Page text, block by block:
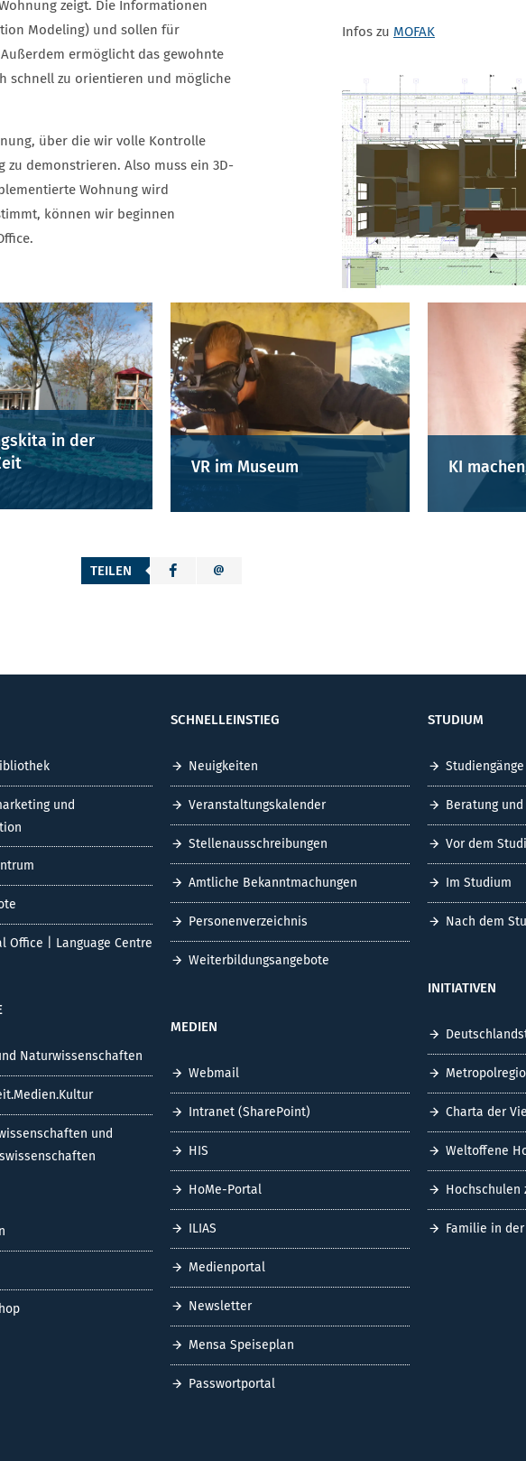
zeigt. Die Informationen
Modeling) und sollen für
ermöglicht das gewohnte
schnell zu orientieren und mögliche
über die wir volle Kontrolle
zu demonstrieren. Also muss ein 3D-
Wohnung wird
können wir beginnen
Infos zu MOFAK
in der
VR im Museum KI
TEILEN
und
Office | Language Centre
Naturwissenschaften
und
SCHNELLEINSTIEG
Neuigkeiten
Veranstaltungskalender
Stellenausschreibungen
Amtliche Bekanntmachungen
Personenverzeichnis
Weiterbildungsangebote
MEDIEN
Webmail
Intranet (SharePoint)
HIS
HoMe-Portal
ILIAS
Medienportal
Newsletter
Mensa Speiseplan
Passwortportal
STUDIUM
Studiengänge
Beratung
Vor dem
Im Studium
Nach dem
INITIATIVEN
Charta der
Weltoffene
Hochschulen
Familie in